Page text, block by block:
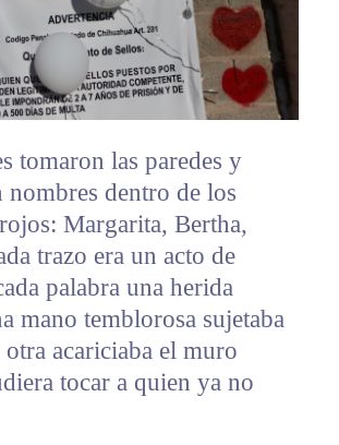
tomaron las paredes y
nombres dentro de los
Margarita, Bertha,
trazo era un acto de
palabra una herida
mano temblorosa sujetaba
acariciaba el muro
tocar a quien ya no